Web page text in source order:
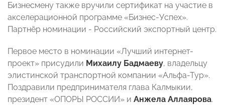
Бизнесмену также вручили сертификат на участие в
акселерационной программе «Бизнес-Успех».
Партнёр номинации - Российский экспортный центр.
Первое место в номинации «Лучший интернет-
проект» присудили Михаилу Бадмаеву, владельцу
элистинской транспортной компании «Альфа-Тур».
Поздравили предпринимателя глава Калмыкии,
президент «ОПОРЫ РОССИИ» и Анжела Аллаярова.